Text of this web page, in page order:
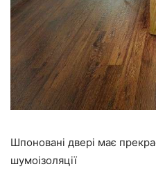
Шпоновані двері має
шумоізоляції